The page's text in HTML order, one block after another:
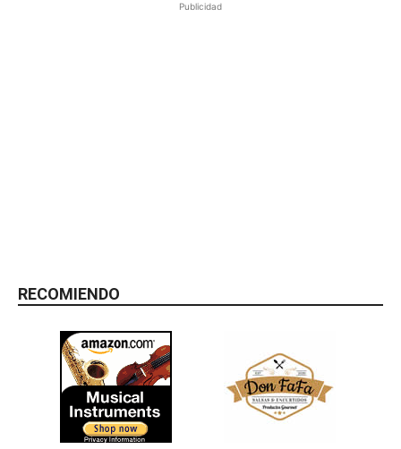
Publicidad
RECOMIENDO